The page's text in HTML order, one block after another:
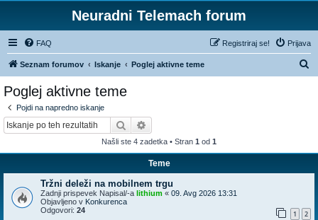
Neuradni Telemach forum
FAQ Prijava
Registriraj se!
Seznam forumov Iskanje Poglej aktivne teme
Poglej aktivne teme
Pojdi na napredno iskanje
Iskanje
Našli ste 4 zadetka • Stran 1 od 1
Teme
Tržni deleži na mobilnem trgu
Zadnji prispevek Napisal/-a lithium « 09. Avg 2026 13:31
Objavljeno v Konkurenca
Odgovori: 24 1 2